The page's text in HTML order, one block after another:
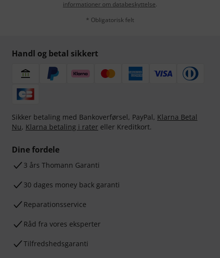
informationer om databeskyttelse.
* Obligatorisk felt
Handl og betal sikkert
Sikker betaling med Bankoverførsel, PayPal, Klarna Betal
Nu, Klarna betaling i rater eller Kreditkort.
Dine fordele
3 års Thomann Garanti
30 dages money back garanti
Reparationsservice
Råd fra vores eksperter
Tilfredshedsgaranti